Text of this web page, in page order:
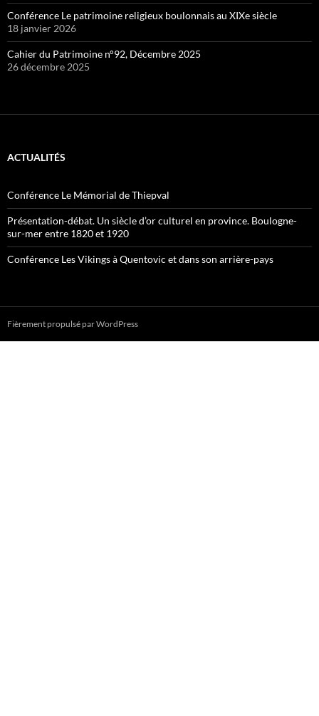
Conférence Le patrimoine religieux boulonnais au XIXe siècle
18 janvier 2026
Cahier du Patrimoine n°92, Décembre 2025
26 décembre 2025
ACTUALITÉS
Conférence Le Mémorial de Thiepval
Présentation-débat. Un siècle d’or culturel en province. Boulogne-
sur-mer entre 1820 et 1920
Conférence Les Vikings à Quentovic et dans son arrière-pays
Fièrement propulsé par WordPress